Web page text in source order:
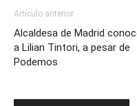
Artículo anterior
Alcaldesa de Madrid
a Lilian Tintori, a pesar de
Podemos